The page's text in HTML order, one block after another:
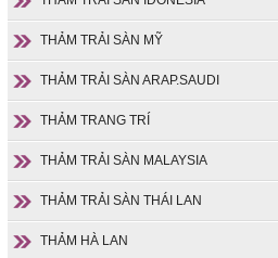
THẢM TRẢI SÀN MỸ
THẢM TRẢI SÀN ARAP.SAUDI
THẢM TRANG TRÍ
THẢM TRẢI SÀN MALAYSIA
THẢM TRẢI SÀN THÁI LAN
THẢM HÀ LAN